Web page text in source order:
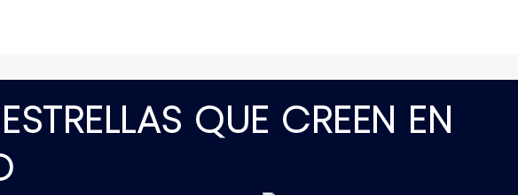
QUE CREEN EN